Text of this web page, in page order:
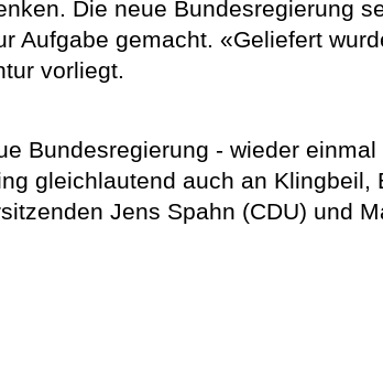
Die neue Bundesregierung
Aufgabe gemacht. «Geliefert
vorliegt.
Bundesregierung - wieder
gleichlautend auch an
Jens Spahn (CDU) und